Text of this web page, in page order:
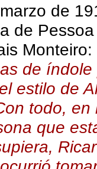
de
de
Monteiro:
de
estilo de
todo,
que